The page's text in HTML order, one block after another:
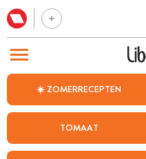
☀️ ZOMERRECEPTEN
TOMAAT
BEZOEK ONZE ANDERE WEBSITES
WEEKMENU